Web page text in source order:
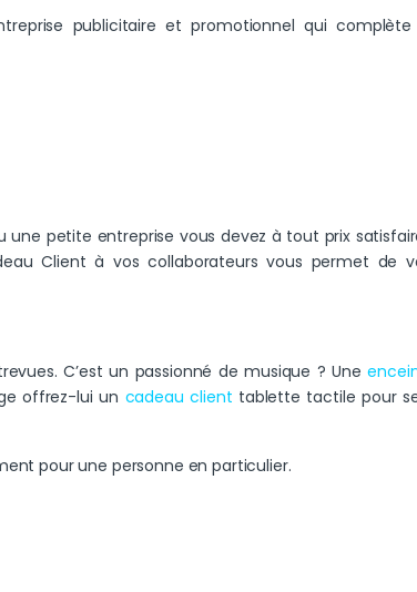
publicitaire et promotionnel qui
petite entreprise vous devez à tout prix
Client à vos collaborateurs vous permet de
C’est un passionné de musique ? Une
offrez-lui un cadeau client tablette tactile pour
pour une personne en particulier.